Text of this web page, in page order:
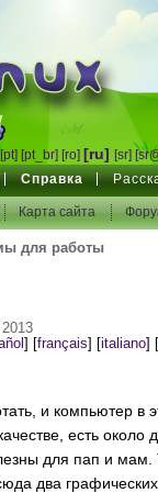
[pt] [pt_br] [ro] [ru] [sr]
Справка
Карта сайта
для работы
français italiano]
и компьютер в
есть
для пап и мам.
два